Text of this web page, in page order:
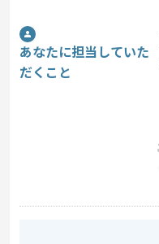
あなたに担当していた
だくこと